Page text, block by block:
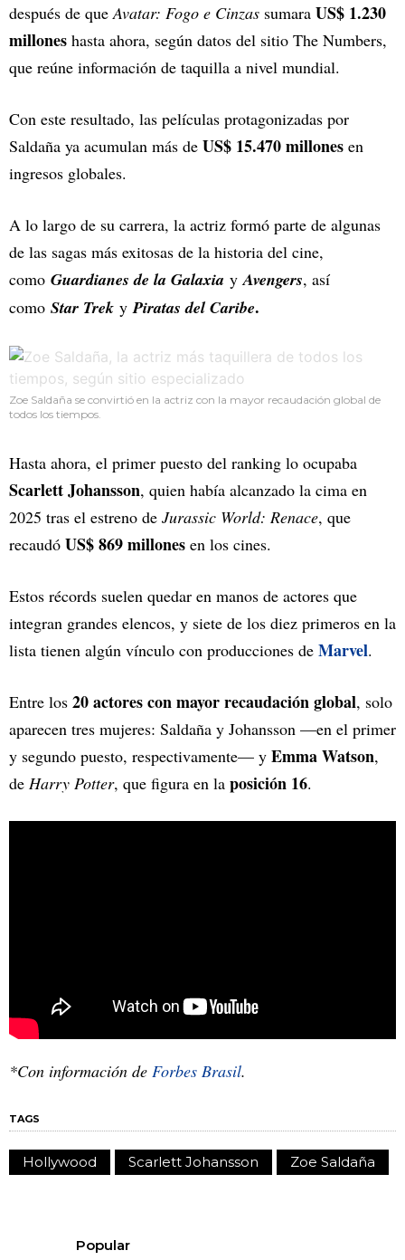
después de queAvatar: Fogo e Cinzas sumara US$ 1.230
millones hasta ahora, según datos del sitio The Numbers,
que reúne información de taquilla a nivel mundial.
Con este resultado, las películas protagonizadas por
Saldaña ya acumulan más de US$ 15.470 millones en
ingresos globales.
A lo largo de su carrera, la actriz formó parte de algunas
de las sagas más exitosas de la historia del cine,
como Guardianes de la Galaxia yAvengers, así
como Star Trek y Piratas del Caribe.
Zoe Saldaña se convirtió en la actriz con la mayor recaudación global de
todos los tiempos.
Hasta ahora, el primer puesto del ranking lo ocupaba
Scarlett Johansson, quien había alcanzado la cima en
2025 tras el estreno de Jurassic World: Renace, que
recaudó US$ 869 millones en los cines.
Estos récords suelen quedar en manos de actores que
integran grandes elencos, y siete de los diez primeros en la
lista tienen algún vínculo con producciones de Marvel.
Entre los 20 actores con mayor recaudación global, solo
aparecen tres mujeres: Saldaña y Johansson —en el primer
y segundo puesto, respectivamente— y Emma Watson,
de Harry Potter, que figura en la posición 16.
*Con información de Forbes Brasil.
TAGS
Hollywood Scarlett Johansson Zoe Saldaña
Popular